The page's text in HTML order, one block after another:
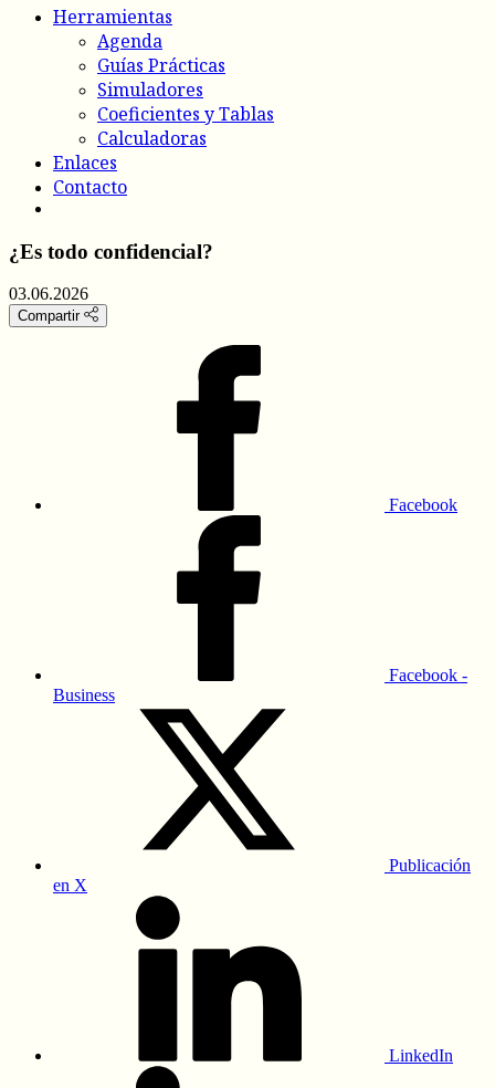
Herramientas
Agenda
Guías Prácticas
Simuladores
Coeficientes y Tablas
Calculadoras
Enlaces
Contacto
¿Es todo confidencial?
03.06.2026
Compartir
Facebook
Facebook -
Business
Publicación
en X
LinkedIn